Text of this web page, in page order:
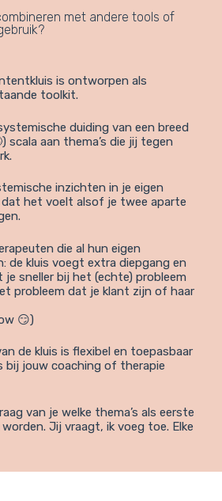
met andere tools of
is ontworpen als
toolkit.
duiding van een breed
scala aan thema’s die jij tegen
inzichten in je eigen
het voelt alsof je twee aparte
die al hun eigen
de kluis voegt extra diepgang en
sneller bij het (echte) probleem
probleem dat je klant zijn of haar
😏)
de kluis is flexibel en toepasbaar
bij jouw coaching of therapie
van je welke thema’s als eerste
Jij vraagt, ik voeg toe. Elke